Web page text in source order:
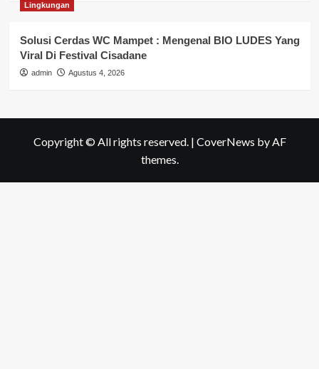
Lingkungan
Solusi Cerdas WC Mampet : Mengenal BIO LUDES Yang
Viral Di Festival Cisadane
admin Agustus 4, 2026
Copyright © All rights reserved. | CoverNews by AF
themes.